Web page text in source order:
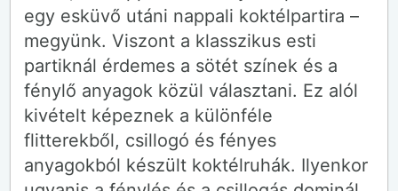
egy esküvő utáni nappali koktélpartira –
megyünk. Viszont a klasszikus esti
partiknál érdemes a sötét színek és a
fénylő anyagok közül választani. Ez alól
kivételt képeznek a különféle
flitterekből, csillogó és fényes
anyagokból készült koktélruhák. Ilyenkor